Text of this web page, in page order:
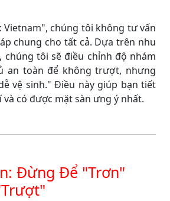
Vietnam", chúng tôi không tư vấn
chung cho tất cả. Dựa trên nhu
chúng tôi sẽ điều chỉnh độ nhám
an toàn để không trượt, nhưng
vệ sinh." Điều này giúp bạn tiết
và có được mặt sàn ưng ý nhất.
Đừng Để "Trơn"